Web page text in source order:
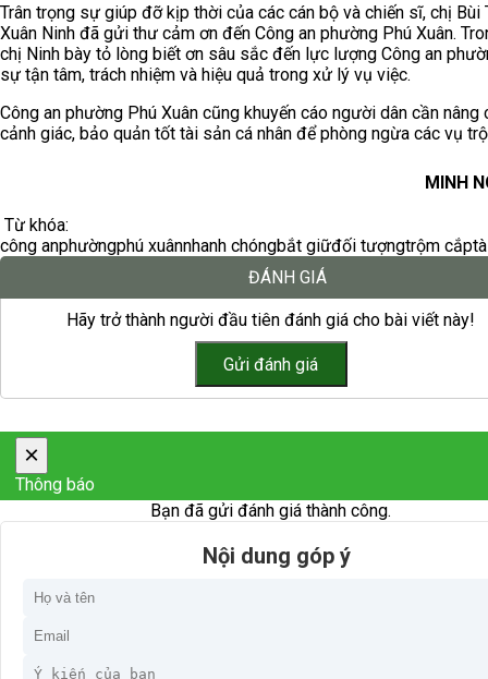
Trân trọng sự giúp đỡ kịp thời của các cán bộ và chiến sĩ, chị Bùi
Xuân Ninh đã gửi thư cảm ơn đến Công an phường Phú Xuân.
chị Ninh bày tỏ lòng biết ơn sâu sắc đến lực lượng Công an
sự tận tâm, trách nhiệm và hiệu quả trong xử lý vụ việc.
Công an phường Phú Xuân cũng khuyến cáo người dân cần nâng
cảnh giác, bảo quản tốt tài sản cá nhân để phòng ngừa các vụ
MINH
Từ khóa:
công anphườngphú xuânnhanh chóngbắt giữđối tượngtrộm cắp
ĐÁNH GIÁ
Hãy trở thành người đầu tiên đánh giá cho bài viết này!
×
Thông báo
Bạn đã gửi đánh giá thành công.
Nội dung góp ý